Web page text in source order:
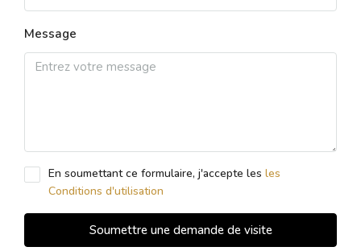
Message
En soumettant ce formulaire, j'accepte les les
Conditions d'utilisation
Soumettre une demande de visite